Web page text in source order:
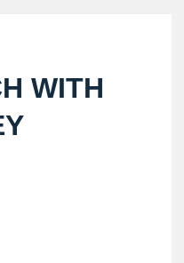
WITH